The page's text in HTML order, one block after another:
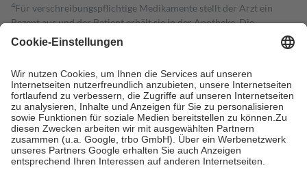
4Für verschreibungspflichtige Medikamente stellt der Arzt ein
Rezept aus und der Patient erhält sie in der Apotheke. Die
gesetzliche Krankenversicherung übernimmt in der Regel die
Kosten dafür, der Versicherte trägt einen Teil davon als Zuzahlung
Grundsätzlich leisten Mitglieder Zuzahlungen in Höhe von zehn
Prozent des Abgabepreises,mindestens jedochfünf Euround
höchstens zehn Euro.Es sind jedoch nie mehr als die tatsächlichen
Kosten der Leistung zu entrichten.
Diese Regeln gelten grundsätzlich auch für Online-Apotheken.
Bei Heilmitteln und häuslicher Krankenpflege beträgt die
Zuzahlung zehn Prozent der Kosten sowie zehn Euro je